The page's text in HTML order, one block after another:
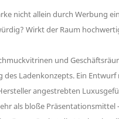
nicht allein durch Werbung
Wirkt der Raum
und
Ladenkonzepts. Ein
angestrebten
als bloße